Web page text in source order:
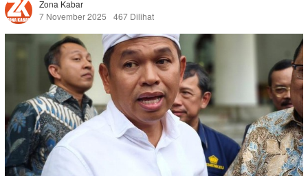
Zona Kabar
7 November 2025
467 Dilihat